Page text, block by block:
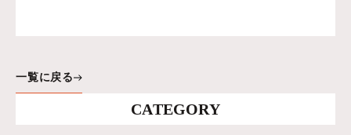
CATEGORY
一覧に戻る